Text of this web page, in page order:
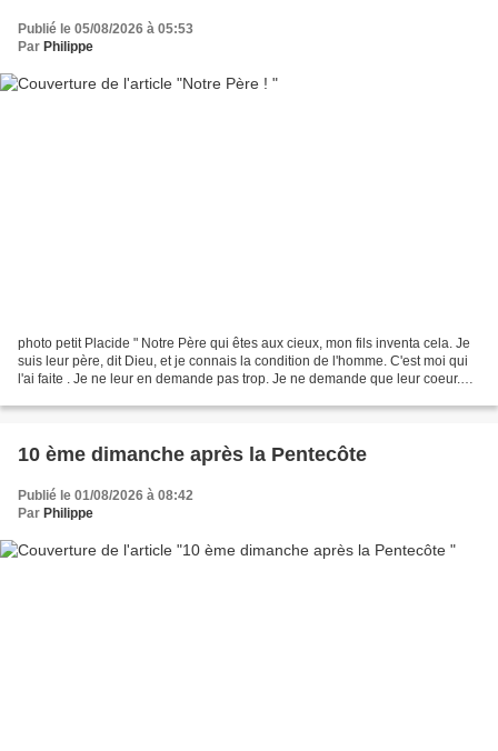
Publié le 05/08/2026 à 05:53
Par Philippe
photo petit Placide " Notre Père qui êtes aux cieux, mon fils inventa cela. Je
suis leur père, dit Dieu, et je connais la condition de l'homme. C'est moi qui
l'ai faite . Je ne leur en demande pas trop. Je ne demande que leur coeur.
10 ème dimanche après la Pentecôte
Publié le 01/08/2026 à 08:42
Par Philippe